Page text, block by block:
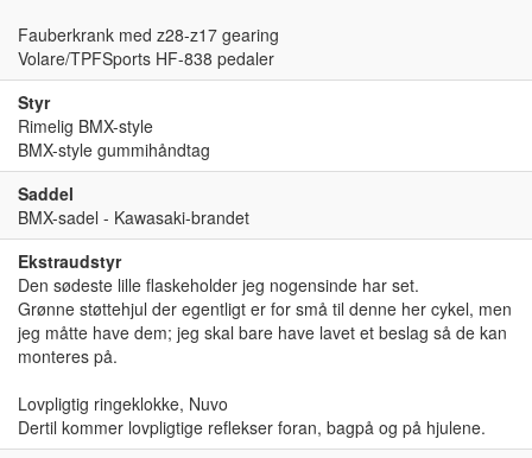
Fauberkrank med z28-z17 gearing
Volare/TPFSports HF-838 pedaler
Styr
Rimelig BMX-style
BMX-style gummihåndtag
Saddel
BMX-sadel - Kawasaki-brandet
Ekstraudstyr
Den sødeste lille flaskeholder jeg nogensinde har set.
Grønne støttehjul der egentligt er for små til denne her cykel, men
jeg måtte have dem; jeg skal bare have lavet et beslag så de kan
monteres på.
Lovpligtig ringeklokke, Nuvo
Dertil kommer lovpligtige reflekser foran, bagpå og på hjulene.